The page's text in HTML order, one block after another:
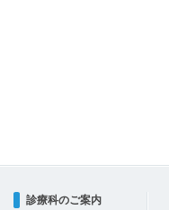
診療科のご案内